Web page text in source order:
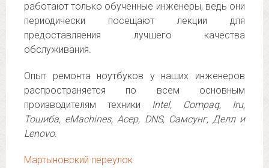
работают только обученные инженеры, ведь они
периодически посещают лекции для
предоставляения лучшего качества
обслуживания.
Опыт ремонта ноутбуков у наших инженеров
распространяется по всем основным
производителям техники Intel, Compaq, Iru,
Тошиба, eMachines, Асер, DNS, Самсунг, Делл и
Lenovo.
Мартыновский переулок